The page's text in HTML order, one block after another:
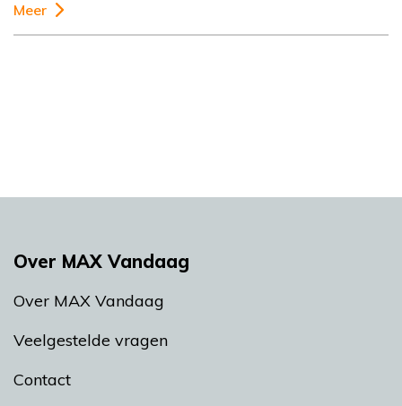
Meer
Over MAX Vandaag
Over MAX Vandaag
Veelgestelde vragen
Contact